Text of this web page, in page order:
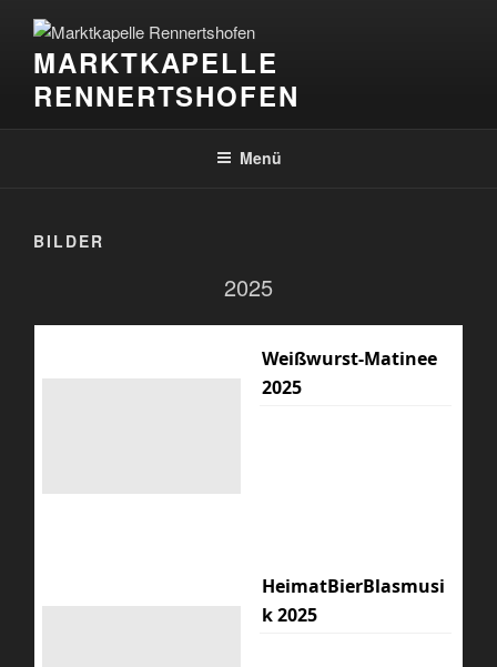
Inhalt
springenMARKTKAPELLE
RENNERTSHOFEN
Menü
BILDER
2025
Weißwurst-Matinee
2025
HeimatBierBlasmusi
k 2025